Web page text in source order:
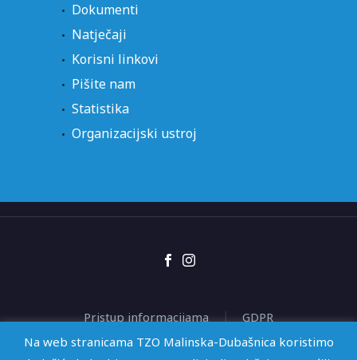
Dokumenti
Natječaji
Korisni linkovi
Pišite nam
Statistika
Organizacijski ustroj
Pristup informacijama
GDPR
Izjava o pristupačnosti
Na web stranicama TZO Malinska-Dubašnica koristimo